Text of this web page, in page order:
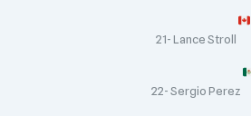
21- Lance Stroll
22- Sergio Perez